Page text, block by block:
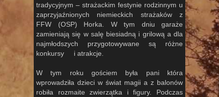
tradycyjnym – strażackim festynie rodzinnym u
zaprzyjaźnionych niemieckich strażaków z
FFW (OSP) Horka. W tym dniu garaże
zamieniają się w salę biesiadną i grilową a dla
najmłodszych przygotowywane są różne
konkursy i atrakcje.
W tym roku gościem była pani która
wprowadziła dzieci w świat magii a z balonów
robiła rozmaite zwierzątka i figury. Podczas